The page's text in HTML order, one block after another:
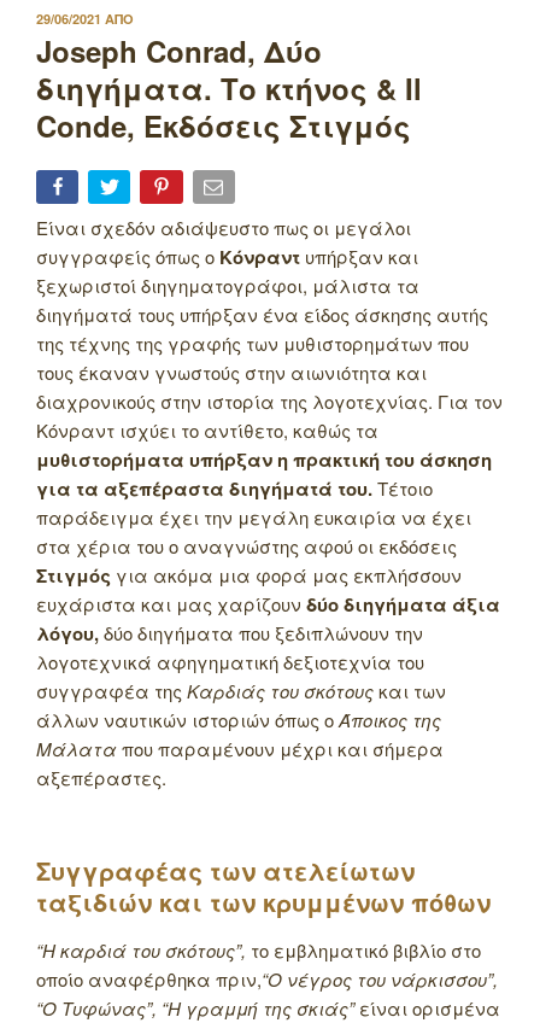
ΔΗΜΟΣΙΕΥΤΗΚΕ
ΣΤΙΣ
29/06/2021 ΑΠΟ
Joseph Conrad, Δύο
διηγήματα. Το κτήνος & Il
Conde, Εκδόσεις Στιγμός
Είναι σχεδόν αδιάψευστο πως οι μεγάλοι
συγγραφείς όπως ο Κόνραντ υπήρξαν και
ξεχωριστοί διηγηματογράφοι, μάλιστα τα
διηγήματά τους υπήρξαν ένα είδος άσκησης αυτής
της τέχνης της γραφής των μυθιστορημάτων που
τους έκαναν γνωστούς στην αιωνιότητα και
διαχρονικούς στην ιστορία της λογοτεχνίας. Για τον
Κόνραντ ισχύει το αντίθετο, καθώς τα
μυθιστορήματα υπήρξαν η πρακτική του άσκηση
για τα αξεπέραστα διηγήματά του.Τέτοιο
παράδειγμα έχει την μεγάλη ευκαιρία να έχει
στα χέρια του ο αναγνώστης αφού οι εκδόσεις
Στιγμός για ακόμα μια φορά μας εκπλήσσουν
ευχάριστα και μας χαρίζουν δύο διηγήματα άξια
λόγου,δύο διηγήματα που ξεδιπλώνουν την
λογοτεχνικά αφηγηματική δεξιοτεχνία του
συγγραφέα της Καρδιάς του σκότουςκαι των
άλλων ναυτικών ιστοριών όπως οΆποικος της
Μάλαταπου παραμένουν μέχρι και σήμερα
αξεπέραστες.
Συγγραφέας των ατελείωτων
ταξιδιών και των κρυμμένων πόθων
“Η καρδιά του σκότους”, το εμβληματικό βιβλίο στο
οποίο αναφέρθηκα πριν,“Ο νέγρος του νάρκισσου”,
“Ο Τυφώνας”, “Η γραμμή της σκιάς”είναι ορισμένα